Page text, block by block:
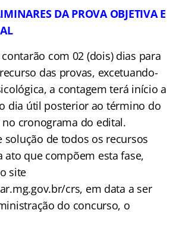
Caldas.
As datas, locais e os
das demais subfases serão
no endereço eletrônico
, no dia 22 de dezembro de
PRELIMINARES DA PROVA
O gabarito preliminar
no site